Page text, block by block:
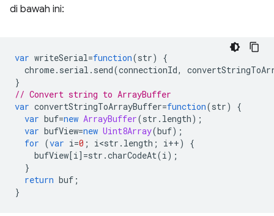
di bawah ini:
var writeSerial=function(str)
{
chrome. serial . send(connectionId,
}
// Convert string to ArrayBuffer
var convertStringToArrayBuffer=function(str)
{
var buf=new ArrayBuffer(str . length);
var bufView=new Uint8Array(buf);
for (var i=0 ; i<str . length ; i++)
{
bufView[i] =str .charCodeAt(i);
}
return buf ;
}